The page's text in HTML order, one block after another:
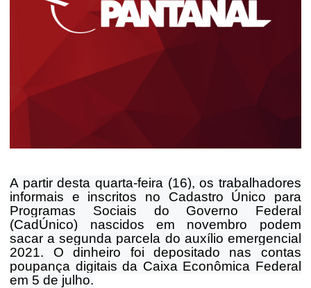
A partir desta quarta-feira (16), os trabalhadores
informais e inscritos no Cadastro Único para
Programas Sociais do Governo Federal
(CadÚnico) nascidos em novembro podem
sacar a segunda parcela do auxílio emergencial
2021. O dinheiro foi depositado nas contas
poupança digitais da Caixa Econômica Federal
em 5 de julho.